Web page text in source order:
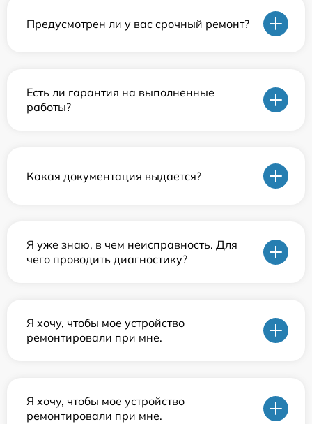
Предусмотрен ли у вас срочный ремонт?
Есть ли гарантия на выполненные
работы?
Какая документация выдается?
Я уже знаю, в чем неисправность. Для
чего проводить диагностику?
Я хочу, чтобы мое устройство
ремонтировали при мне.
Я хочу, чтобы мое устройство
ремонтировали при мне.